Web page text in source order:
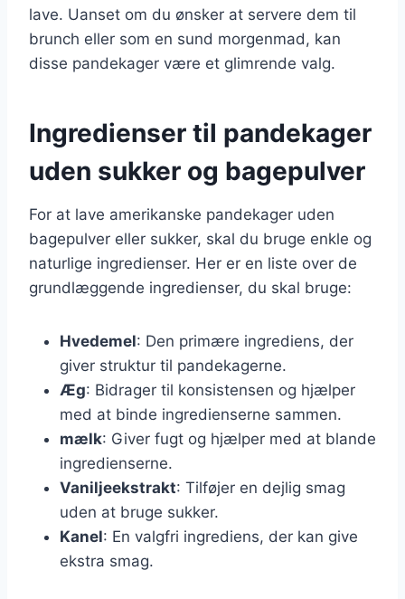
lave. Uanset om du ønsker at servere dem til
brunch eller som en sund morgenmad, kan
disse pandekager være et glimrende valg.
Ingredienser til pandekager
uden sukker og bagepulver
For at lave amerikanske pandekager uden
bagepulver eller sukker, skal du bruge enkle og
naturlige ingredienser. Her er en liste over de
grundlæggende ingredienser, du skal bruge:
Hvedemel: Den primære ingrediens, der
giver struktur til pandekagerne.
Æg: Bidrager til konsistensen og hjælper
med at binde ingredienserne sammen.
mælk: Giver fugt og hjælper med at blande
ingredienserne.
Vaniljeekstrakt: Tilføjer en dejlig smag
uden at bruge sukker.
Kanel: En valgfri ingrediens, der kan give
ekstra smag.